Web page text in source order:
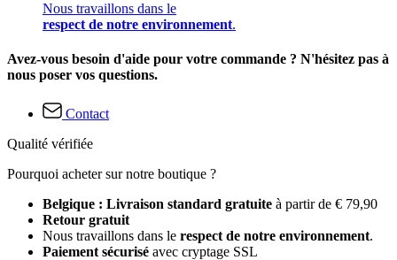
Nous travaillons dans le
respect de notre environnement.
Avez-vous besoin d'aide pour votre commande ? N'hésitez pas à
nous poser vos questions.
Contact
Qualité vérifiée
Pourquoi acheter sur notre boutique ?
Belgique : Livraison standard gratuite à partir de € 79,90
Retour gratuit
Nous travaillons dans le respect de notre environnement.
Paiement sécurisé avec cryptage SSL